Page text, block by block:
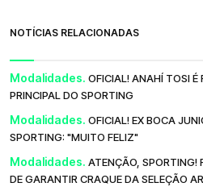
NOTÍCIAS RELACIONADAS
Modalidades. OFICIAL! ANAHÍ TOSI É
PRINCIPAL DO SPORTING
Modalidades. OFICIAL! EX BOCA
SPORTING: "MUITO FELIZ"
Modalidades. ATENÇÃO, SPORTING!
DE GARANTIR CRAQUE DA SELEÇÃO